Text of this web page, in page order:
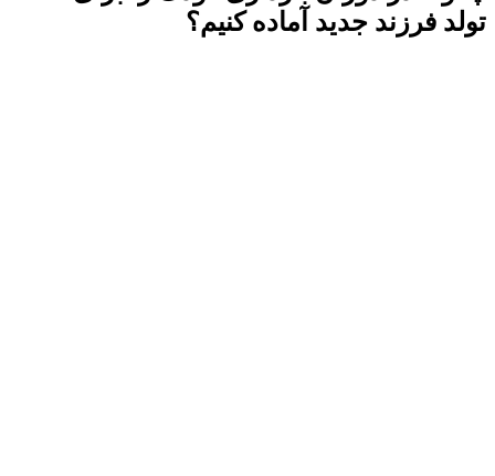
تولد فرزند جدید آماده کنیم؟